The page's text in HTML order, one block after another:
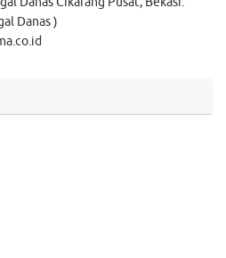
Danas )